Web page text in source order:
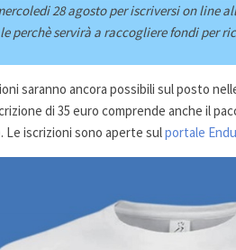
28 agosto per iscriversi on line
perchè servirà a raccogliere fondi per
saranno ancora possibili sul posto
di 35 euro comprende anche il
Le iscrizioni sono aperte sulportale Endu